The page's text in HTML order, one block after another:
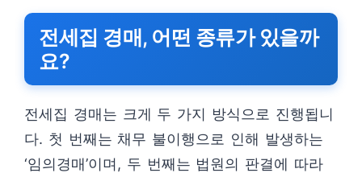
전세집 경매, 어떤 종류가 있을까
요?
전세집 경매는 크게 두 가지 방식으로 진행됩니
다. 첫 번째는 채무 불이행으로 인해 발생하는
‘임의경매’이며, 두 번째는 법원의 판결에 따라